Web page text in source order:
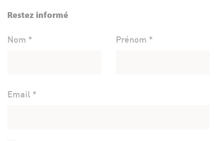
Restez informé
Nom * Prénom *
Email *